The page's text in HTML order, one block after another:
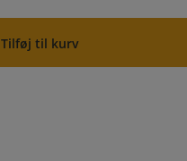
Tilføj til kurv